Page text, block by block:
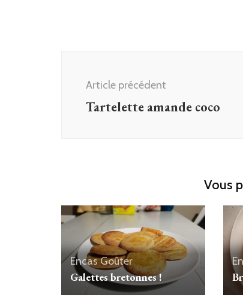
d'article
Article précédent
Tartelette amande coco
Vous
EncasGoûter
Galettes bretonnes !